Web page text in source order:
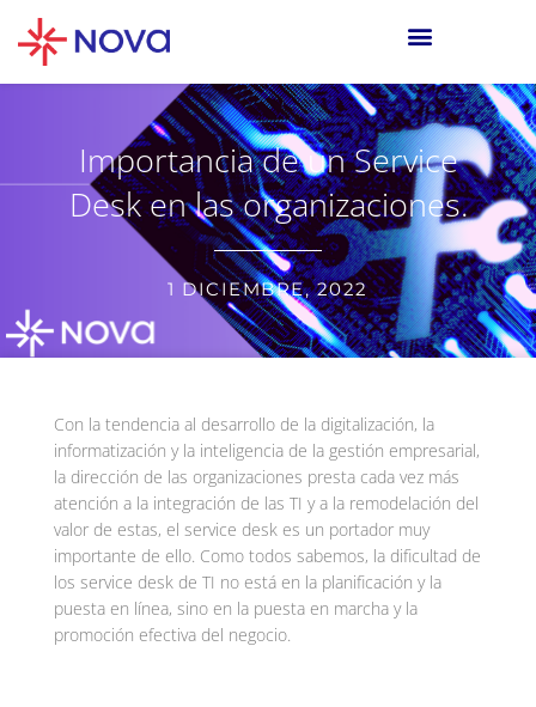
Importancia de un Service
Desk en las organizaciones.
1 DICIEMBRE, 2022
Con la tendencia al desarrollo de la digitalización, la
informatización y la inteligencia de la gestión empresarial,
la dirección de las organizaciones presta cada vez más
atención a la integración de las TI y a la remodelación del
valor de estas, el service desk es un portador muy
importante de ello. Como todos sabemos, la dificultad de
los service desk de TI no está en la planificación y la
puesta en línea, sino en la puesta en marcha y la
promoción efectiva del negocio.